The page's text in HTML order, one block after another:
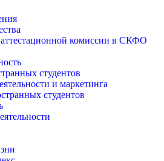
комиссии в СКФО
студентов
и маркетинга
студентов